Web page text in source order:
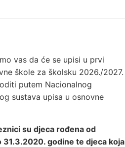
vas da će se upisi u prvi
škole za školsku 2026./2027.
putem Nacionalnog
sustava upisa u osnovne
su djeca rođena od
31.3.2020. godine te djeca koja